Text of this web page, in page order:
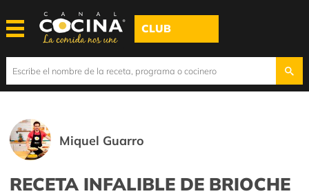
CLUB
Miquel Guarro
RECETA INFALIBLE DE BRIOCHE